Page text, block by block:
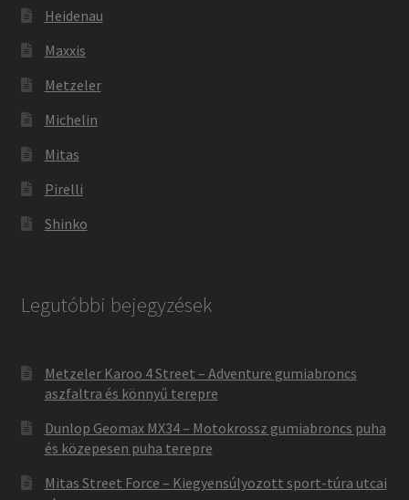
Heidenau
Maxxis
Metzeler
Michelin
Mitas
Pirelli
Shinko
Legutóbbi bejegyzések
Metzeler Karoo 4 Street – Adventure gumiabroncs
aszfaltra és könnyű terepre
Dunlop Geomax MX34 – Motokrossz gumiabroncs puha
és közepesen puha terepre
Mitas Street Force – Kiegyensúlyozott sport-túra utcai